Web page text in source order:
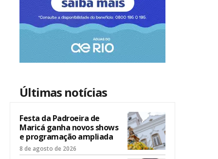
Últimas notícias
Festa da Padroeira de
Maricá ganha novos shows
e programação ampliada
8 de agosto de 2026